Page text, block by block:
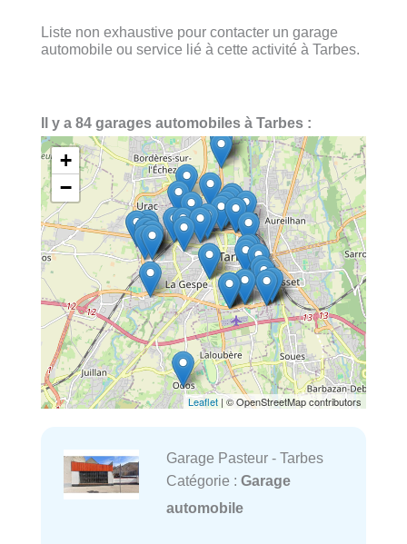
Liste non exhaustive pour contacter un garage
automobile ou service lié à cette activité à Tarbes.
Il y a 84 garages automobiles à Tarbes :
+
−
Leaflet | © OpenStreetMap contributors
Garage Pasteur - Tarbes
Catégorie : Garage
automobile